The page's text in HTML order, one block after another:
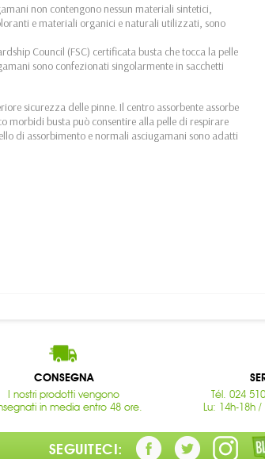
non contengono nessun materiali sintetici,
e materiali organici e naturali utilizzati, sono
Council (FSC) certificata busta che tocca la pelle
sono confezionati singolarmente in sacchetti
sicurezza delle pinne. Il centro assorbente assorbe
morbidi busta può consentire alla pelle di respirare
di assorbimento e normali asciugamani sono adatti
CONSEGNA
I nostri prodotti vengono
in media entro 48 ore.
Tél. 024
Lu: 14h-18h
SEGUITECI: